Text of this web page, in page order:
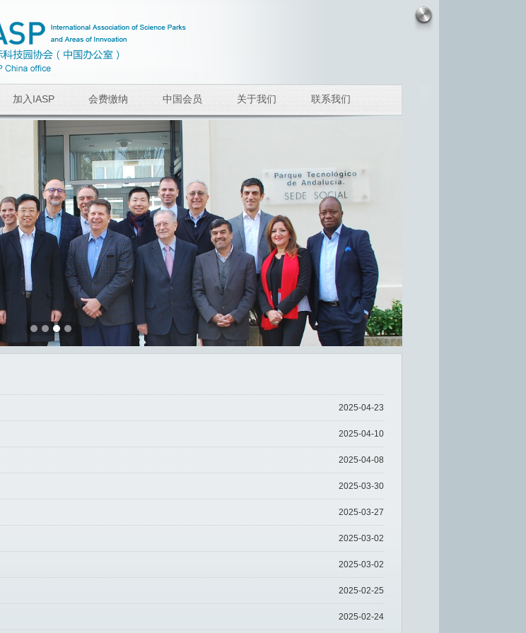
加入IASP 会费缴纳 中国会员 关于我们 联系我们
2025-04-23
2025-04-10
2025-04-08
2025-03-30
2025-03-27
2025-03-02
2025-03-02
2025-02-25
2025-02-24